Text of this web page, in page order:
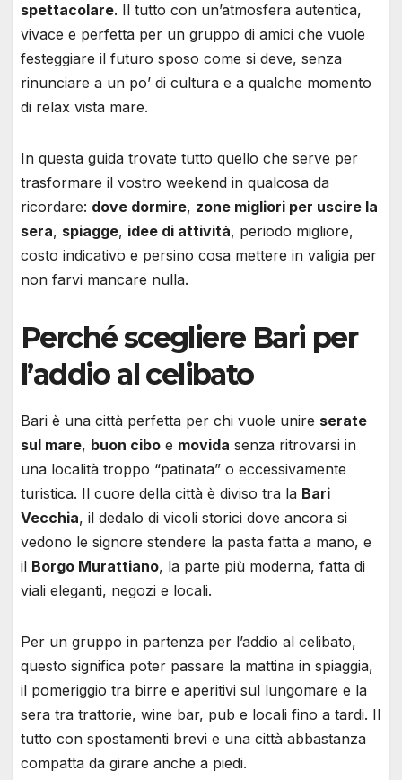
spettacolare. Il tutto con un’atmosfera autentica,
vivace e perfetta per un gruppo di amici che vuole
festeggiare il futuro sposo come si deve, senza
rinunciare a un po’ di cultura e a qualche momento
di relax vista mare.
In questa guida trovate tutto quello che serve per
trasformare il vostro weekend in qualcosa da
ricordare: dove dormire, zone migliori per uscire la
sera, spiagge, idee di attività, periodo migliore,
costo indicativo e persino cosa mettere in valigia per
non farvi mancare nulla.
Perché scegliere Bari per
l’addio al celibato
Bari è una città perfetta per chi vuole unire serate
sul mare, buon cibo e movida senza ritrovarsi in
una località troppo “patinata” o eccessivamente
turistica. Il cuore della città è diviso tra la Bari
Vecchia, il dedalo di vicoli storici dove ancora si
vedono le signore stendere la pasta fatta a mano, e
il Borgo Murattiano, la parte più moderna, fatta di
viali eleganti, negozi e locali.
Per un gruppo in partenza per l’addio al celibato,
questo significa poter passare la mattina in spiaggia,
il pomeriggio tra birre e aperitivi sul lungomare e la
sera tra trattorie, wine bar, pub e locali fino a tardi. Il
tutto con spostamenti brevi e una città abbastanza
compatta da girare anche a piedi.